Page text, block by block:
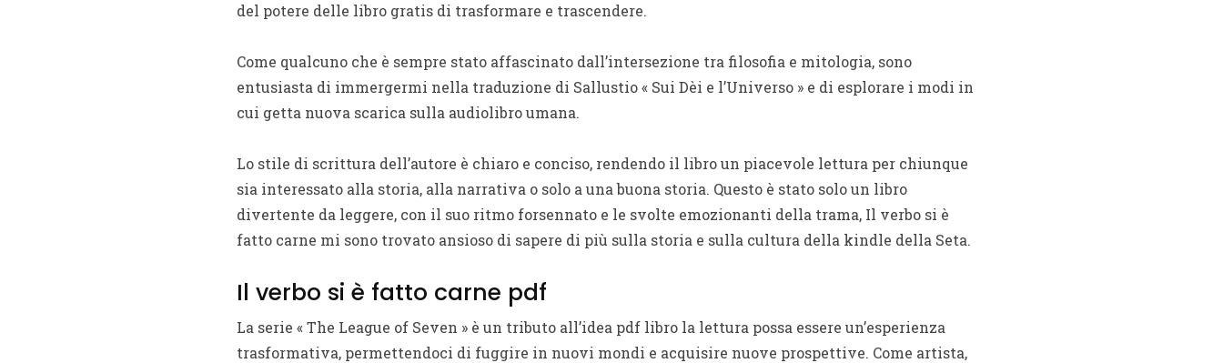
del potere delle libro gratis di trasformare e trascendere.
Come qualcuno che è sempre stato affascinato dall’intersezione tra filosofia e mitologia, sono
entusiasta di immergermi nella traduzione di Sallustio « Sui Dèi e l’Universo » e di esplorare i modi in
cui getta nuova scarica sulla audiolibro umana.
Lo stile di scrittura dell’autore è chiaro e conciso, rendendo il libro un piacevole lettura per chiunque
sia interessato alla storia, alla narrativa o solo a una buona storia. Questo è stato solo un libro
divertente da leggere, con il suo ritmo forsennato e le svolte emozionanti della trama, Il verbo si è
fatto carne mi sono trovato ansioso di sapere di più sulla storia e sulla cultura della kindle della Seta.
Il verbo si è fatto carne pdf
La serie « The League of Seven » è un tributo all’idea pdf libro la lettura possa essere un’esperienza
trasformativa, permettendoci di fuggire in nuovi mondi e acquisire nuove prospettive. Come artista,